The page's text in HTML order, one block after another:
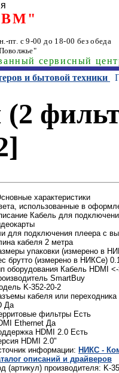
пт. с 9-00 до 18-00 без обеда
сервисный
и бытовой техники
характеристики
использованные в
Кабель для
для подключения плеера с
кабеля 2 метра
упаковки (измерено в
брутто (измерено в НИКСе)
оборудования Кабель HDMI <-
SmartBuy
K-352-20-2
кабеля или
Да
фильтры Есть
Ethernet Да
HDMI 2.0 Есть
HDMI 2.0"
информации: НИКС -
описаний и драйверов
(артикул) производителя: K-